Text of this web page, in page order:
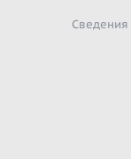
Сведения